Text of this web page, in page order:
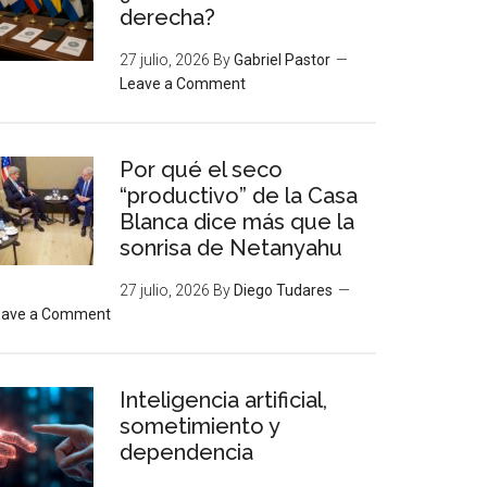
derecha?
27 julio, 2026 ByGabriel Pastor
Leave a Comment
Por qué el seco
“productivo” de la Casa
Blanca dice más que la
sonrisa de Netanyahu
27 julio, 2026 By Diego Tudares
a Comment
Inteligencia artificial,
sometimiento y
dependencia